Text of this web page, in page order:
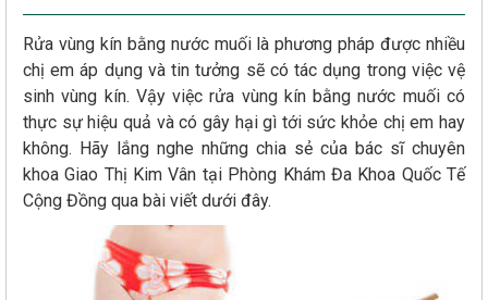
Rửa vùng kín bằng nước muối là phương pháp được nhiều
chị em áp dụng và tin tưởng sẽ có tác dụng trong việc vệ
sinh vùng kín. Vậy việc rửa vùng kín bằng nước muối có
thực sự hiệu quả và có gây hại gì tới sức khỏe chị em hay
không. Hãy lắng nghe những chia sẻ của bác sĩ chuyên
khoa Giao Thị Kim Vân tại Phòng Khám Đa Khoa Quốc Tế
Cộng Đồng qua bài viết dưới đây.